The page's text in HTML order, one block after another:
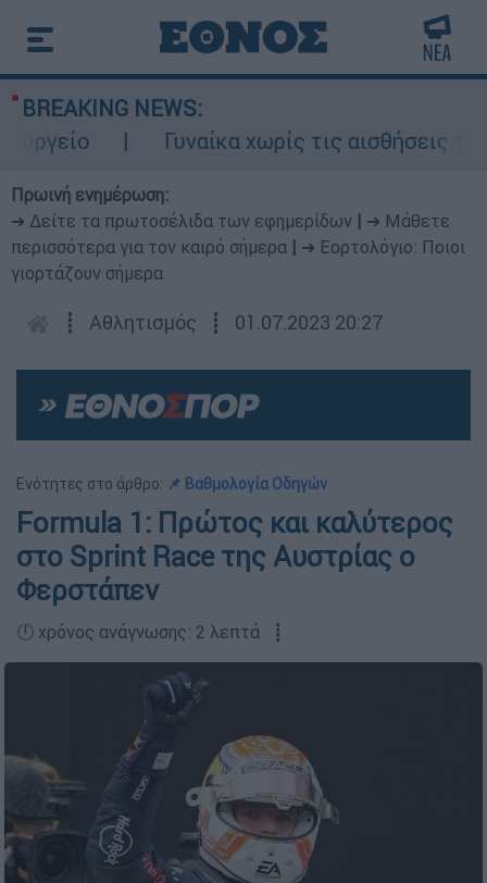
BREAKING NEWS:
Γυναίκα χωρίς τις αισθήσεις της
Πρωινή ενημέρωση:
➔ Δείτε τα πρωτοσέλιδα των εφημερίδων
➔ Μάθετε
περισσότερα για τον καιρό σήμερα
➔ Εορτολόγιο: Ποιοι
γιορτάζουν σήμερα
┋ Αθλητισμός ┋ 01.07.2023 20:27
Ενότητες στο άρθρο: 📌 Βαθμολογία Οδηγών
Formula 1: Πρώτος και καλύτερος
στο Sprint Race της Αυστρίας ο
Φερστάπεν
🕛 χρόνος ανάγνωσης: 2 λεπτά ┋